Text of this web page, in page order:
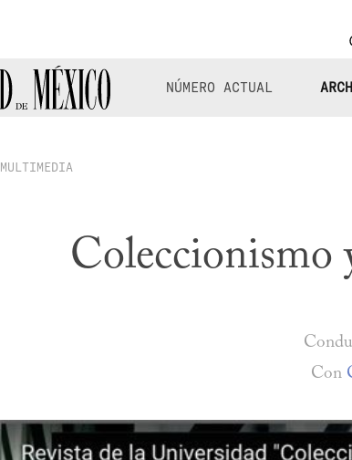
NÚMERO ACTUAL
MULTIMEDIA
Coleccionismo
Con